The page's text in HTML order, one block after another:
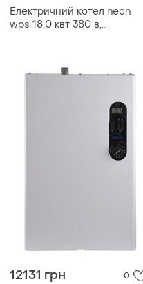
Електричний котел neon
wps 18,0 квт 380 в,
12131 грн 0